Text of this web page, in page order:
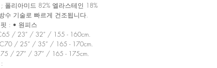
폴리아미드 82% 엘라스테인 18%
수 기술로 빠르게 건조됩니다.
: • 원피스
/ 23” / 32” / 155 - 160cm.
C70 / 25” / 35” / 165 - 170cm.
/ 27” / 37” / 165 - 175cm.